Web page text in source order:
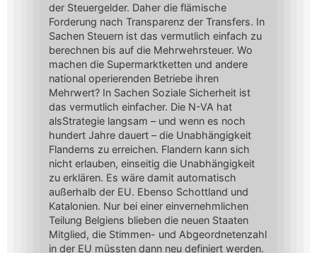
der Steuergelder. Daher die flämische
Forderung nach Transparenz der Transfers. In
Sachen Steuern ist das vermutlich einfach zu
berechnen bis auf die Mehrwehrsteuer. Wo
machen die Supermarktketten und andere
national operierenden Betriebe ihren
Mehrwert? In Sachen Soziale Sicherheit ist
das vermutlich einfacher. Die N-VA hat
alsStrategie langsam – und wenn es noch
hundert Jahre dauert – die Unabhängigkeit
Flanderns zu erreichen. Flandern kann sich
nicht erlauben, einseitig die Unabhängigkeit
zu erklären. Es wäre damit automatisch
außerhalb der EU. Ebenso Schottland und
Katalonien. Nur bei einer einvernehmlichen
Teilung Belgiens blieben die neuen Staaten
Mitglied, die Stimmen- und Abgeordnetenzahl
in der EU müssten dann neu definiert werden.